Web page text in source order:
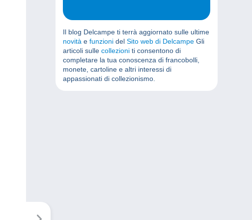
Il blog Delcampe ti terrà aggiornato sulle ultime
novità e funzioni del Sito web di Delcampe Gli
articoli sulle collezioni ti consentono di
completare la tua conoscenza di francobolli,
monete, cartoline e altri interessi di
appassionati di collezionismo.